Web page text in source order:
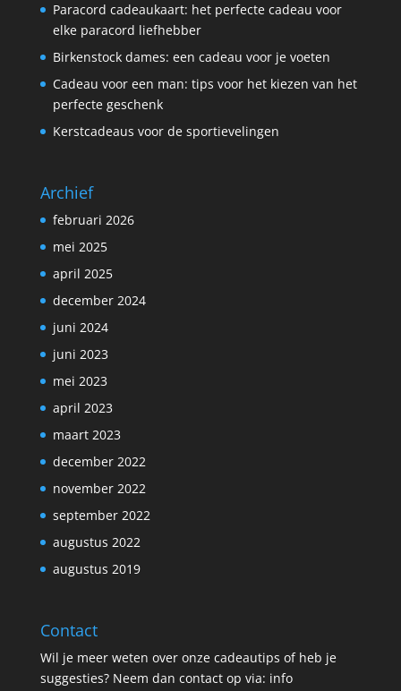
Paracord cadeaukaart: het perfecte cadeau voor
elke paracord liefhebber
Birkenstock dames: een cadeau voor je voeten
Cadeau voor een man: tips voor het kiezen van het
perfecte geschenk
Kerstcadeaus voor de sportievelingen
Archief
februari 2026
mei 2025
april 2025
december 2024
juni 2024
juni 2023
mei 2023
april 2023
maart 2023
december 2022
november 2022
september 2022
augustus 2022
augustus 2019
Contact
Wil je meer weten over onze cadeautips of heb je
suggesties? Neem dan contact op via: info